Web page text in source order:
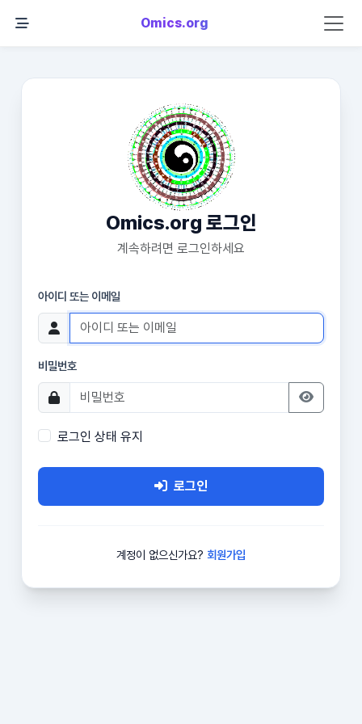
Omics.org
Omics.org 로그인
계속하려면 로그인하세요
아이디 또는 이메일
비밀번호
로그인 상태 유지
로그인
계정이 없으신가요? 회원가입